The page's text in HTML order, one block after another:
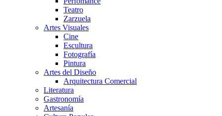
Teatro
Zarzuela
Artes Visuales
Cine
Escultura
Fotografía
Pintura
Artes del Diseño
Arquitectura Comercial
Literatura
Gastronomía
Artesanía